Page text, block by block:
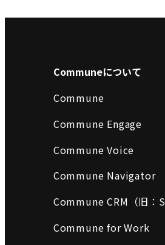
Communeについて
Commune
Commune Engage
Commune Voice
Commune Navigator
Commune CRM（旧：
Commune for Work